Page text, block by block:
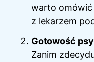
warto omówić
z lekarzem
Gotowość
Zanim